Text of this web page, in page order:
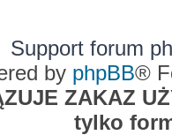
Support forum
by phpBB®
ZAKAZ
tylko